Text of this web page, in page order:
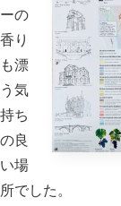
ーの
香り
も漂
う気
持ち
の良
い場
所でした。